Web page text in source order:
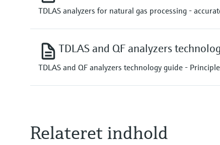
TDLAS analyzers for natural gas processing -
TDLAS and QF analyzers
TDLAS and QF analyzers technology guide -
Relateret indhold